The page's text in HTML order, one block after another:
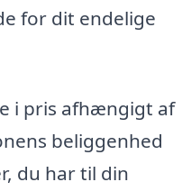
for dit endelige
i pris afhængigt af
beliggenhed
du har til din